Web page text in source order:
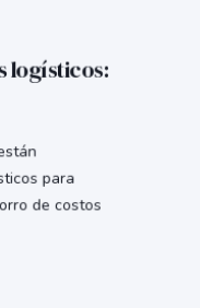
logísticos:
para
de costos